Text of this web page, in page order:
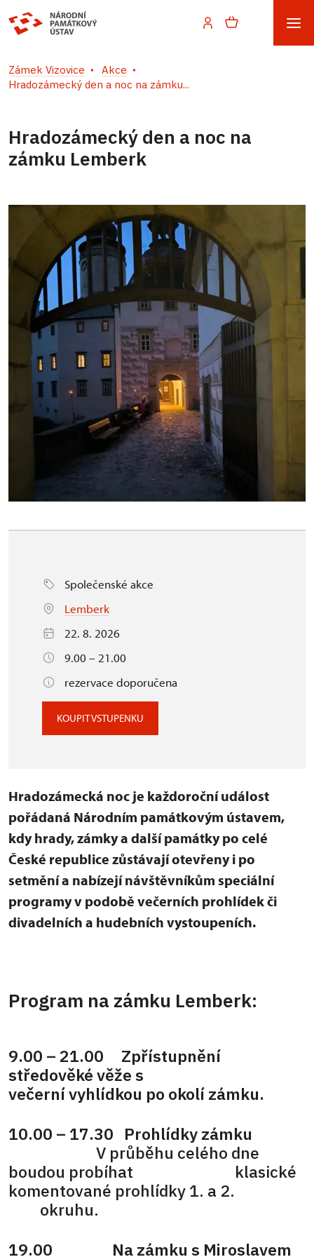
Zámek Vizovice
Akce
Hradozámecký den a noc na zámku...
Hradozámecký den a noc na
zámku Lemberk
Společenské akce
Lemberk
22. 8. 2026
9.00 – 21.00
rezervace doporučena
KOUPIT VSTUPENKU
Hradozámecká noc je každoroční událost
pořádaná Národním památkovým ústavem,
kdy hrady, zámky a další památky po celé
České republice zůstávají otevřeny i po
setmění a nabízejí návštěvníkům speciální
programy v podobě večerních prohlídek či
divadelních a hudebních vystoupeních.
Program na zámku Lemberk:
9.00 – 21.00 Zpřístupnění
středověké věže s
večerní vyhlídkou po okolí zámku.
10.00 – 17.30 Prohlídky zámku
V průběhu celého dne
boudou probíhat klasické
komentované prohlídky 1. a 2.
okruhu.
19.00 Na zámku s Miroslavem